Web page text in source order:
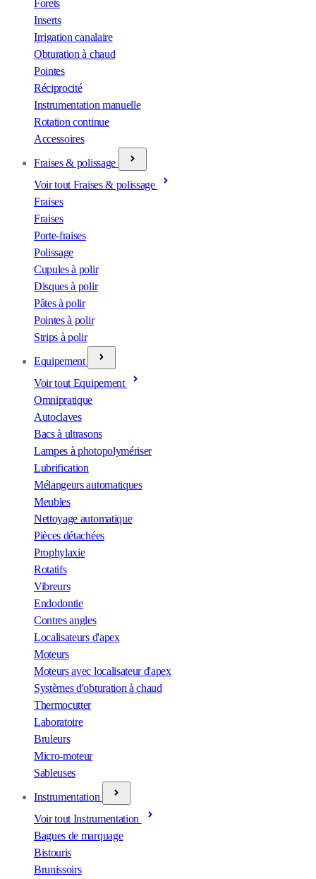
Forets
Inserts
Irrigation canalaire
Obturation à chaud
Pointes
Réciprocité
Instrumentation manuelle
Rotation continue
Accessoires
Fraises & polissage
Voir tout Fraises & polissage
Fraises
Fraises
Porte-fraises
Polissage
Cupules à polir
Disques à polir
Pâtes à polir
Pointes à polir
Strips à polir
Equipement
Voir tout Equipement
Omnipratique
Autoclaves
Bacs à ultrasons
Lampes à photopolymériser
Lubrification
Mélangeurs automatiques
Meubles
Nettoyage automatique
Pièces détachées
Prophylaxie
Rotatifs
Vibreurs
Endodontie
Contres angles
Localisateurs d'apex
Moteurs
Moteurs avec localisateur d'apex
Systèmes d'obturation à chaud
Thermocutter
Laboratoire
Bruleurs
Micro-moteur
Sableuses
Instrumentation
Voir tout Instrumentation
Bagues de marquage
Bistouris
Brunissoirs